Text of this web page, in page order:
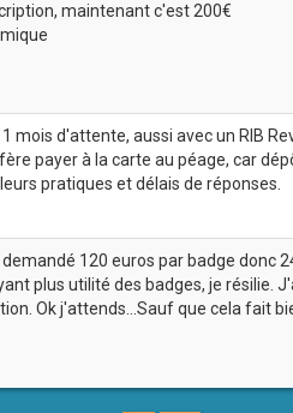
maintenant c'est 200€
mois d'attente, aussi avec un RIB
payer à la carte au péage, car
pratiques et délais de réponses.
120 euros par badge
plus utilité des badges, je résilie.
Ok j'attends...Sauf que cela fait